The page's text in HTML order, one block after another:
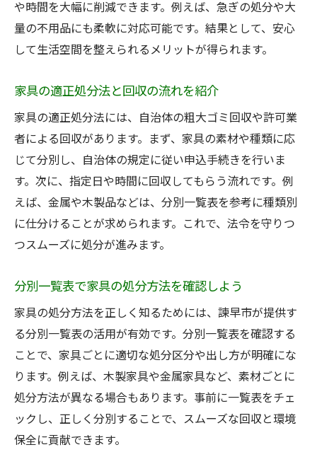
や時間を大幅に削減できます。例えば、急ぎの処分や大
量の不用品にも柔軟に対応可能です。結果として、安心
して生活空間を整えられるメリットが得られます。
家具の適正処分法と回収の流れを紹介
家具の適正処分法には、自治体の粗大ゴミ回収や許可業
者による回収があります。まず、家具の素材や種類に応
じて分別し、自治体の規定に従い申込手続きを行いま
す。次に、指定日や時間に回収してもらう流れです。例
えば、金属や木製品などは、分別一覧表を参考に種類別
に仕分けることが求められます。これで、法令を守りつ
つスムーズに処分が進みます。
分別一覧表で家具の処分方法を確認しよう
家具の処分方法を正しく知るためには、諫早市が提供す
る分別一覧表の活用が有効です。分別一覧表を確認する
ことで、家具ごとに適切な処分区分や出し方が明確にな
ります。例えば、木製家具や金属家具など、素材ごとに
処分方法が異なる場合もあります。事前に一覧表をチェ
ックし、正しく分別することで、スムーズな回収と環境
保全に貢献できます。